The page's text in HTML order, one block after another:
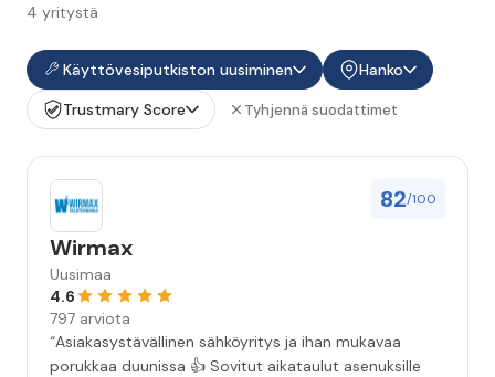
4 yritystä
Käyttövesiputkiston uusiminen
Hanko
Trustmary Score
Tyhjennä suodattimet
82/100
Wirmax
Uusimaa
4.6
797 arviota
“Asiakasystävällinen sähköyritys ja ihan mukavaa
porukkaa duunissa 👍 Sovitut aikataulut asenuksille